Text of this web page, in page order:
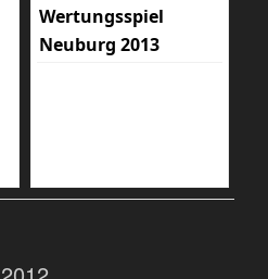
Wertungsspiel
Neuburg 2013